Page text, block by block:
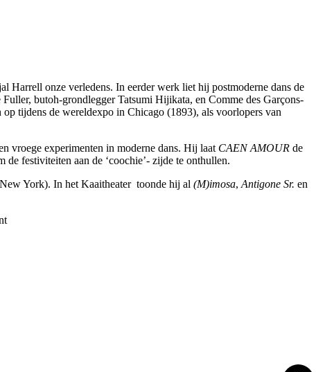
Harrell onze verledens. In eerder werk liet hij postmoderne dans de
butoh-grondlegger Tatsumi Hijikata, en Comme des Garçons-
tijdens de wereldexpo in Chicago (1893), als voorlopers van
vroege experimenten in moderne dans. Hij laat CAEN AMOUR de
festiviteiten aan de ‘coochie’- zijde te onthullen.
York). In het Kaaitheater toonde hij al (M)imosa, Antigone Sr. en